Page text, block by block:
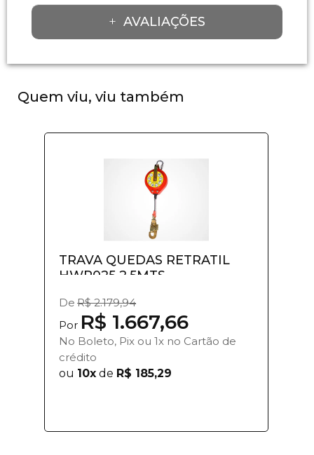
AVALIAÇÕES
Quem viu, viu também
TRAVA QUEDAS RETRATIL
HWR025 2,5MTS
De R$ 2.179,94
Por R$ 1.667,66
No Boleto, Pix ou 1x no Cartão de
crédito
ou 10x de R$ 185,29